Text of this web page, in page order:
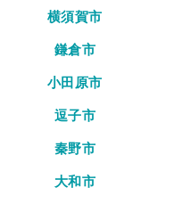
横須賀市
鎌倉市
小田原市
逗子市
秦野市
大和市